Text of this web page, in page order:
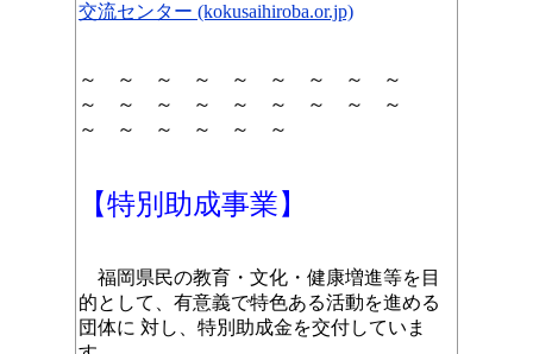
交流センター (kokusaihiroba.or.jp)
～ ～ ～ ～ ～ ～ ～ ～ ～
～ ～ ～ ～ ～ ～ ～ ～ ～
～ ～ ～ ～ ～ ～
【特別助成事業】
福岡県民の教育・文化・健康増進等を目
的として、有意義で特色ある活動を進める
団体に 対し、特別助成金を交付していま